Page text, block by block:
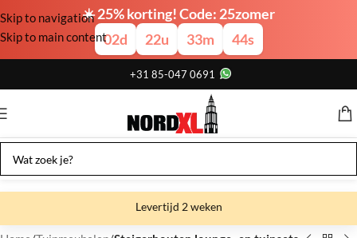
☀️ 25% korting! Code: 25zomer
02d 22u 33m 43s
Skip to navigation
Skip to main content
+31 85-047 0691
Levertijd 2 weken